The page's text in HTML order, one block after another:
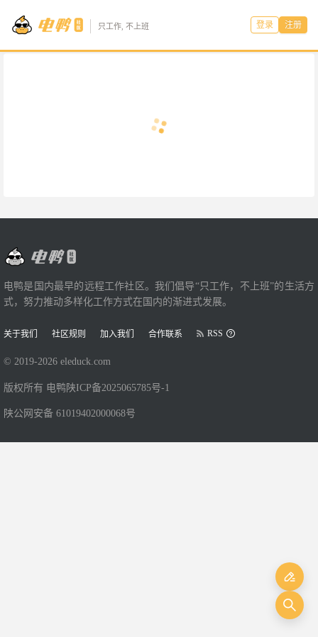
只工作, 不上班 登录 注册
电鸭是国内最早的远程工作社区。我们倡导“只工作，不上班”的生活方
式，努力推动多样化工作方式在国内的渐进式发展。
关于我们 社区规则 加入我们 合作联系 RSS
© 2019-2026 eleduck.com
版权所有 电鸭 陕ICP备2025065785号-1
陕公网安备 61019402000068号